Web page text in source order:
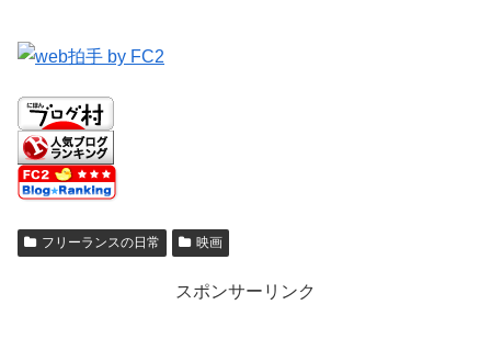
フリーランスの日常 映画
スポンサーリンク